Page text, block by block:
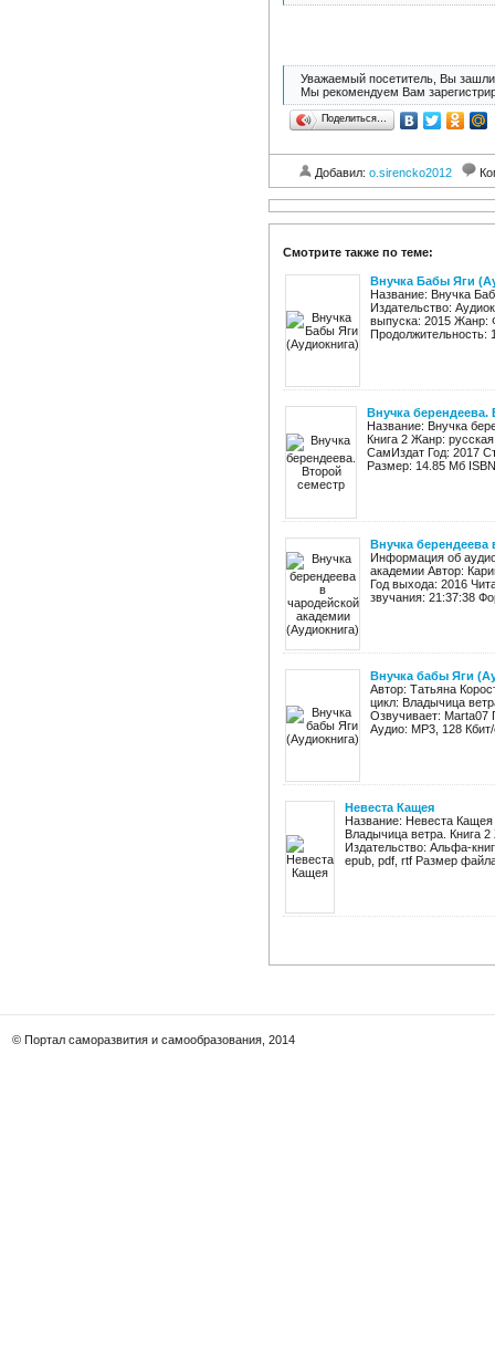
Уважаемый посетитель, Вы зашли
Мы рекомендуем Вам
Поделиться…
Добавил: o.sirencko2012
Смотрите также по теме:
Внучка Бабы Яги
Название: Внучка
Издательство:
выпуска: 2015 Жанр:
Продолжительность:
Внучка берендеева.
Название: Внучка
Книга 2 Жанр:
СамИздат Год: 2017
Размер: 14.85 Мб
Внучка берендеева
Информация об
академии Автор:
Год выхода: 2016
звучания: 21:37:38
Внучка бабы Яги
Автор: Татьяна
цикл: Владычица
Озвучивает: Marta07
Аудио: MP3, 128
Невеста Кащея
Название: Невеста
Владычица ветра. Книга
Издательство: Альфа-
epub, pdf, rtf Размер
© Портал саморазвития и самообразования, 2014